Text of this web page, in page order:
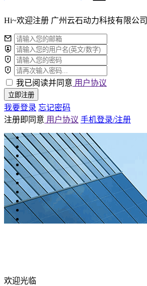
Hi~欢迎注册 广州云石动力科技有限公司
我已阅读并同意 用户协议
立即注册
我要登录 忘记密码
注册即同意 用户协议 手机登录/注册
欢迎光临